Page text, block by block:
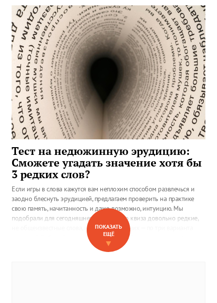
Тест на недюжинную эрудицию:
Сможете угадать значение хотя бы
3 редких слов?
Если игры в слова кажутся вам неплохим способом развлечься и
заодно блеснуть эрудицией, предлагаем проверить на практике
свою память, начитанность и даже, возможно, интуицию. Мы
подобрали для сегодняшнего словесного квиза довольно редкие,
не общеизвестные слова, и к каждому из них — по три варианта
значений. Выбирайте тот вариант, который посчитаете самым
ПОКАЗАТЬ
ЕЩЁ
▼